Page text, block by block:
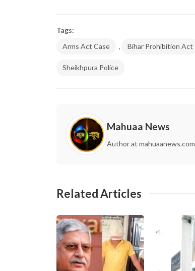
Tags:
Arms Act Case
, Bihar Prohibition Act
Sheikhpura Police
Mahuaa News
Author at mahuaanews.com
Related Articles